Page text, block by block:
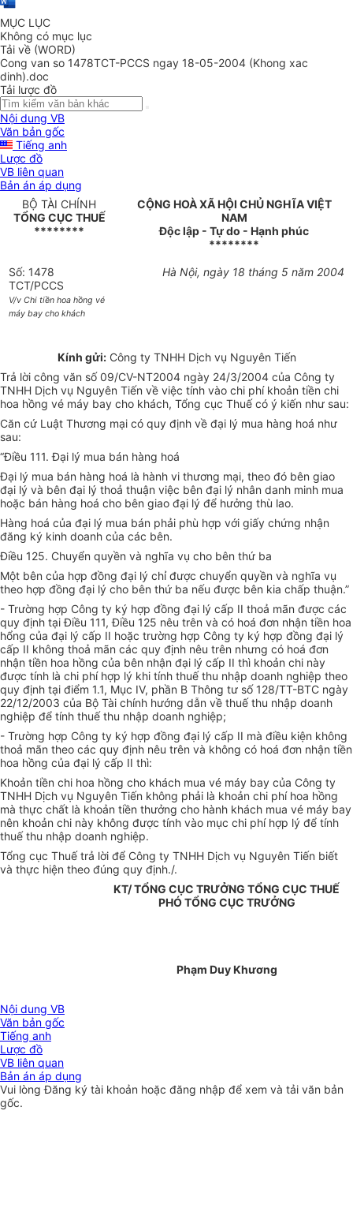
MỤC LỤC
Không có mục lục
Tải về (WORD)
Cong van so 1478TCT-PCCS ngay 18-05-2004 (Khong xac
dinh).doc
Tải lược đồ
Nội dung VB
Văn bản gốc
Tiếng anh
Lược đồ
VB liên quan
Bản án áp dụng
BỘ TÀI CHÍNH
TỔNG CỤC THUẾ
********
CỘNG HOÀ XÃ HỘI CHỦ NGHĨA VIỆT
NAM
Độc lập - Tự do - Hạnh phúc
********
Số: 1478
TCT/PCCS
V/v Chi tiền hoa hồng vé
máy bay cho khách
Hà Nội, ngày 18 tháng 5 năm 2004
Kính gửi:Công ty TNHH Dịch vụ Nguyên Tiến
Trả lời công văn số 09/CV-NT2004 ngày 24/3/2004 của Công ty
TNHH Dịch vụ Nguyên Tiến về việc tính vào chi phí khoản tiền chi
hoa hồng vé máy bay cho khách, Tổng cục Thuế có ý kiến như sau:
Căn cứ Luật Thương mại có quy định về đại lý mua hàng hoá như
sau:
“Điều 111. Đại lý mua bán hàng hoá
Đại lý mua bán hàng hoá là hành vi thương mại, theo đó bên giao
đại lý và bên đại lý thoả thuận việc bên đại lý nhân danh minh mua
hoặc bán hàng hoá cho bên giao đại lý để hưởng thù lao.
Hàng hoá của đại lý mua bán phải phù hợp với giấy chứng nhận
đăng ký kinh doanh của các bên.
Điều 125. Chuyển quyền và nghĩa vụ cho bên thứ ba
Một bên của hợp đồng đại lý chỉ được chuyển quyền và nghĩa vụ
theo hợp đồng đại lý cho bên thứ ba nếu được bên kia chấp thuận.”
- Trường hợp Công ty ký hợp đồng đại lý cấp II thoả mãn được các
quy định tại Điều 111, Điều 125 nêu trên và có hoá đơn nhận tiền hoa
hổng của đại lý cấp II hoặc trường hợp Công ty ký hợp đồng đại lý
cấp II không thoả mãn các quy định nêu trên nhưng có hoá đơn
nhận tiền hoa hồng của bên nhận đại lý cấp II thì khoản chi này
được tính là chi phí hợp lý khi tính thuế thu nhập doanh nghiệp theo
quy định tại điểm 1.1, Mục IV, phần B Thông tư số 128/TT-BTC ngày
22/12/2003 của Bộ Tài chính hướng dẫn về thuế thu nhập doanh
nghiệp để tính thuế thu nhập doanh nghiệp;
- Trường hợp Công ty ký hợp đồng đại lý cấp II mà điều kiện không
thoả mãn theo các quy định nêu trên và không có hoá đơn nhận tiền
hoa hồng của đại lý cấp II thì:
Khoản tiền chi hoa hồng cho khách mua vé máy bay của Công ty
TNHH Dịch vụ Nguyên Tiến không phải là khoản chi phí hoa hồng
mà thực chất là khoản tiền thưởng cho hành khách mua vé máy bay
nên khoản chi này không được tính vào mục chi phí hợp lý để tính
thuế thu nhập doanh nghiệp.
Tổng cục Thuế trả lời để Công ty TNHH Dịch vụ Nguyên Tiến biết
và thực hiện theo đúng quy định./.
KT/ TỔNG CỤC TRƯỞNG TỔNG CỤC THUẾ
PHÓ TỔNG CỤC TRƯỞNG
Phạm Duy Khương
Nội dung VB
Văn bản gốc
Tiếng anh
Lược đồ
VB liên quan
Bản án áp dụng
Vui lòngĐăng ký tài khoản hoặc đăng nhập để xem và tải văn bản
gốc.